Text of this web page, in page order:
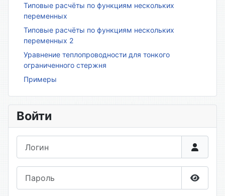
Типовые расчёты по функциям нескольких
переменных
Типовые расчёты по функциям нескольких
переменных 2
Уравнение теплопроводности для тонкого
ограниченного стержня
Примеры
Войти